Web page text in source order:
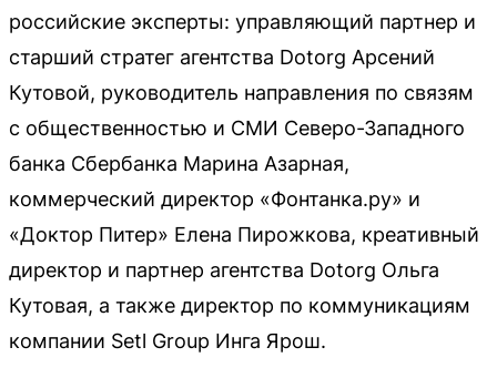
российские эксперты: управляющий партнер и
старший стратег агентства Dotorg Арсений
Кутовой, руководитель направления по связям
с общественностью и СМИ Северо-Западного
банка Сбербанка Марина Азарная,
коммерческий директор «Фонтанка.ру» и
«Доктор Питер» Елена Пирожкова, креативный
директор и партнер агентства Dotorg Ольга
Кутовая, а также директор по коммуникациям
компании Setl Group Инга Ярош.